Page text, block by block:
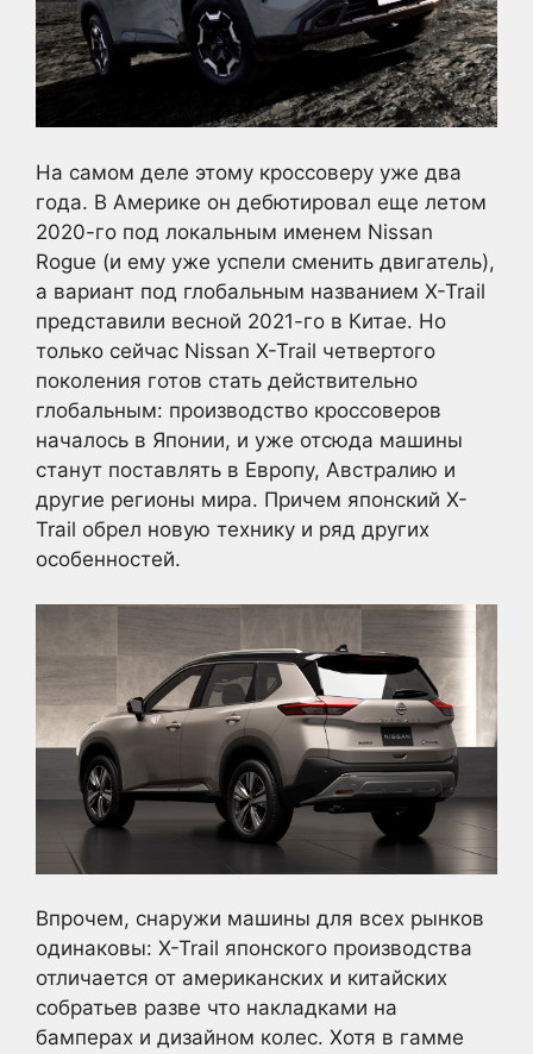
На самом деле этому кроссоверу уже два
года. В Америке он дебютировал еще летом
2020-го под локальным именем Nissan
Rogue (и ему уже успели сменить двигатель),
а вариант под глобальным названием X-Trail
представили весной 2021-го в Китае. Но
только сейчас Nissan X-Trail четвертого
поколения готов стать действительно
глобальным: производство кроссоверов
началось в Японии, и уже отсюда машины
станут поставлять в Европу, Австралию и
другие регионы мира. Причем японский X-
Trail обрел новую технику и ряд других
особенностей.
Впрочем, снаружи машины для всех рынков
одинаковы: X-Trail японского производства
отличается от американских и китайских
собратьев разве что накладками на
бамперах и дизайном колес. Хотя в гамме